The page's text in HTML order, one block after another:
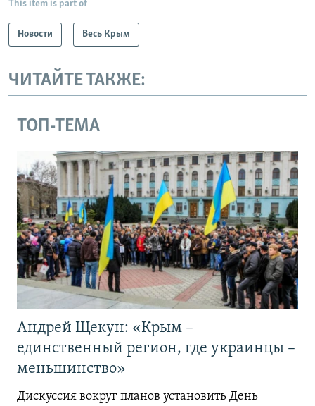
This item is part of
Новости Весь Крым
ЧИТАЙТЕ ТАКЖЕ:
ТОП-ТЕМА
Андрей Щекун: «Крым –
единственный регион, где украинцы –
меньшинство»
Дискуссия вокруг планов установить День